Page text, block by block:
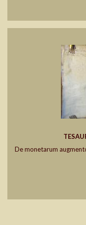
De monetarum